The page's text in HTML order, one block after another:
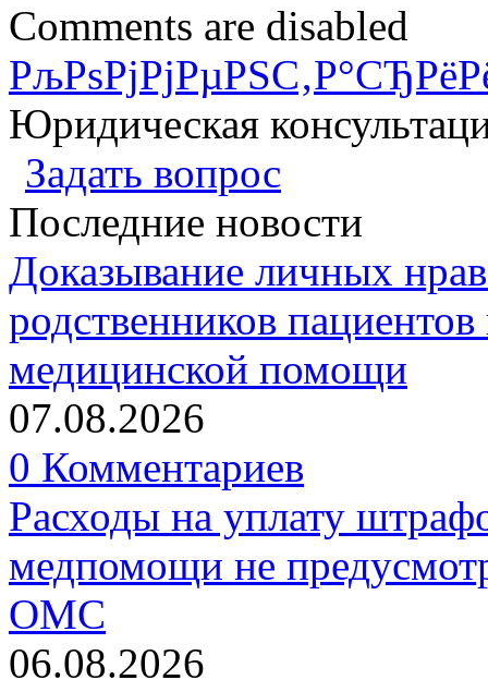
Comments are disabled
Юридическая
Задать вопрос
Последние новости
Доказывание личных
родственников
медицинской помощи
07.08.2026
0 Комментариев
Расходы на уплату
медпомощи не
ОМС
06.08.2026